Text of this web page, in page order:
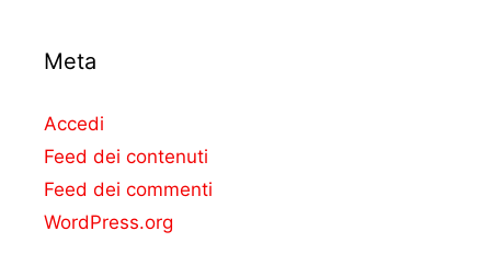
Meta
Accedi
Feed dei contenuti
Feed dei commenti
WordPress.org